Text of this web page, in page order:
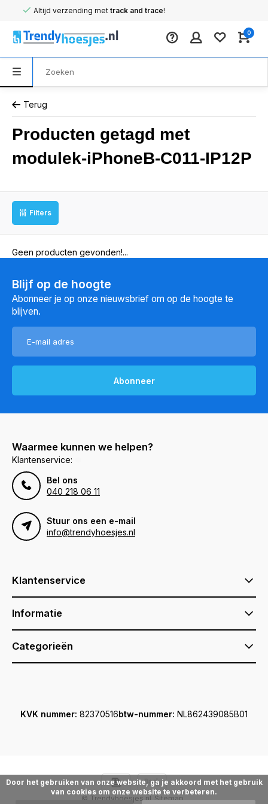
Altijd verzending mettrack and trace!
0
Terug
Producten getagd met
modulek-iPhoneB-C011-IP12P
Filters
Geen producten gevonden!...
Blijf op de hoogte
Abonneer je op onze nieuwsbrief om op de hoogte te
blijven.
Abonneer
Waarmee kunnen we helpen?
Klantenservice:
Bel ons
040 218 06 11
Stuur ons een e-mail
info@trendyhoesjes.nl
Klantenservice
Informatie
Categorieën
KVK nummer: 82370516btw-nummer: NL862439085B01
© Trendyhoesjes.nl Sitemap
Door het gebruiken van onze website, ga je akkoord met het gebruik
van cookies om onze website te verbeteren.